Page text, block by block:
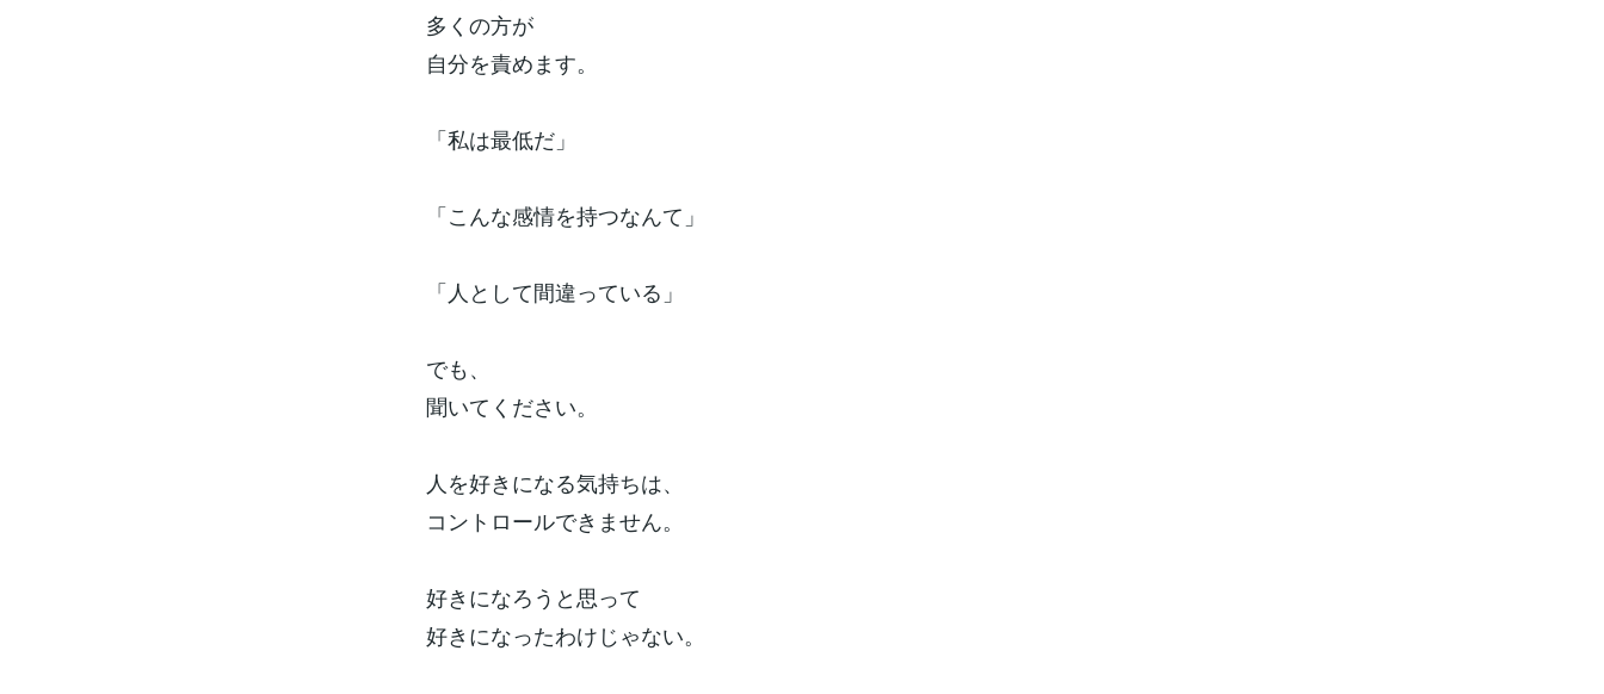
多くの方が
自分を責めます。
「私は最低だ」
「こんな感情を持つなんて」
「人として間違っている」
でも、
聞いてください。
人を好きになる気持ちは、
コントロールできません。
好きになろうと思って
好きになったわけじゃない。